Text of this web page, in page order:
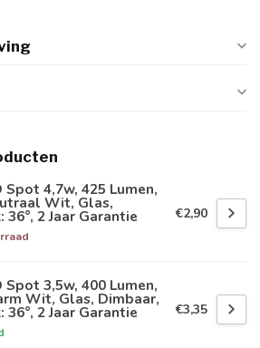
Spot 4,7w, 425 Lumen,
Wit, Glas,
36°, 2 Jaar Garantie €2,90
Spot 3,5w, 400 Lumen,
Wit, Glas, Dimbaar,
36°, 2 Jaar Garantie €3,35